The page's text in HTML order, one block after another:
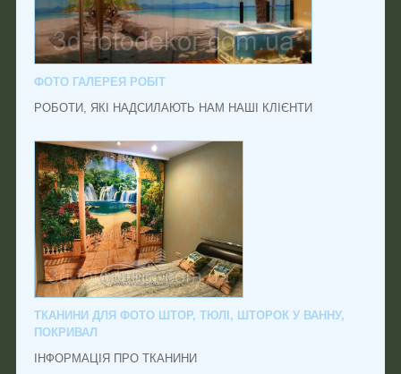
ФОТО ГАЛЕРЕЯ РОБІТ
РОБОТИ, ЯКІ НАДСИЛАЮТЬ НАМ НАШІ КЛІЄНТИ
ТКАНИНИ ДЛЯ ФОТО ШТОР, ТЮЛІ, ШТОРОК У ВАННУ,
ПОКРИВАЛ
ІНФОРМАЦІЯ ПРО ТКАНИНИ